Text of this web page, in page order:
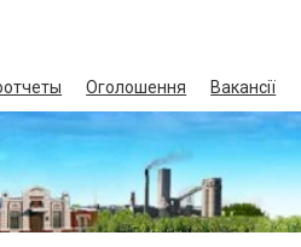
Оголошення Вакансії